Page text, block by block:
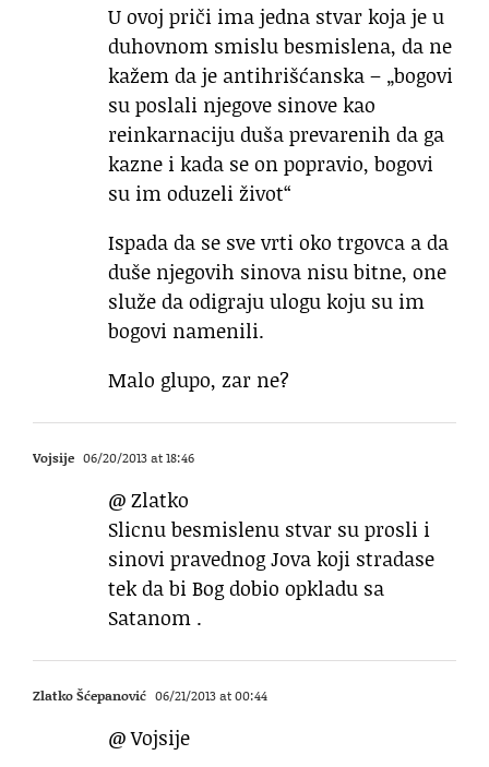
U ovoj priči ima jedna stvar koja je u
duhovnom smislu besmislena, da ne
kažem da je antihrišćanska – „bogovi
su poslali njegove sinove kao
reinkarnaciju duša prevarenih da ga
kazne i kada se on popravio, bogovi
su im oduzeli život“
Ispada da se sve vrti oko trgovca a da
duše njegovih sinova nisu bitne, one
služe da odigraju ulogu koju su im
bogovi namenili.
Malo glupo, zar ne?
Vojsije 06/20/2013 at 18:46
@ Zlatko
Slicnu besmislenu stvar su prosli i
sinovi pravednog Jova koji stradase
tek da bi Bog dobio opkladu sa
Satanom .
Zlatko Šćepanović 06/21/2013 at 00:44
@ Vojsije